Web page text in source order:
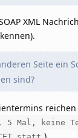
XML
Seite ein
sind?
reichen
5 Mal, keine